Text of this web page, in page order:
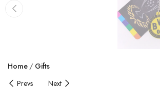
Home
Gifts
Prevs
Next